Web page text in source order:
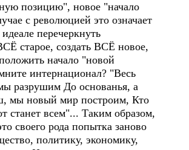
позицию", новое "начало
с революцией это означает
перечеркнуть
старое, создать ВСЁ новое,
начало "новой
интернационал? "Весь
разрушим До основанья, а
мы новый мир построим, Кто
станет всем"... Таким образом,
своего рода попытка заново
политику, экономику,